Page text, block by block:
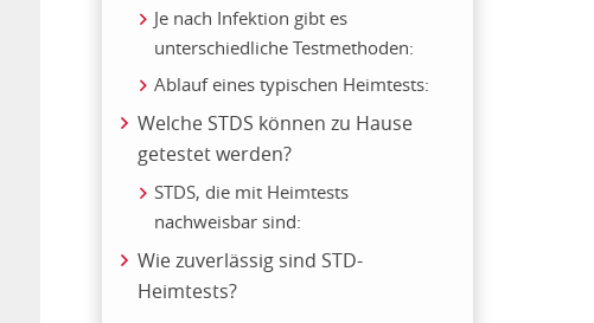
Je nach Infektion gibt es
unterschiedliche Testmethoden:
Ablauf eines typischen Heimtests:
Welche STDS können zu Hause
getestet werden?
STDS, die mit Heimtests
nachweisbar sind:
Wie zuverlässig sind STD-
Heimtests?